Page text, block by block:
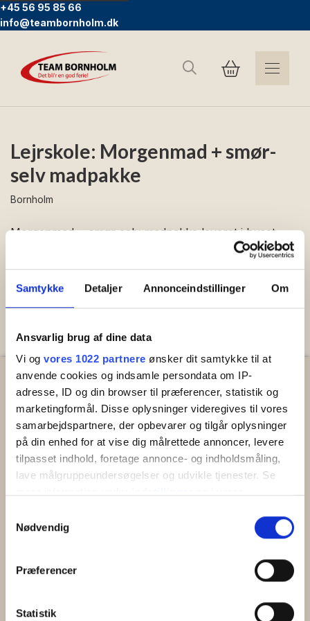
Samtykke Detaljer Annonceindstillinger Om
Ansvarlig brug af dine data
Vi og vores 1022 partnere ønsker dit samtykke til at
anvende cookies og indsamle persondata om IP-
adresse, ID og din browser til præferencer, statistik og
marketingformål. Disse oplysninger videregives til vores
samarbejdspartnere, der opbevarer og tilgår oplysninger
på din enhed for at vise dig målrettede annoncer, levere
tilpasset indhold, foretage annonce- og indholdsmåling,
lave målgruppeundersøgelser og udvikle tjenester. Se
tilbage eller ændre indstillinger fra vores
"Cookiedeklaration", eller ved at trykke på "Privacy
Indsamle præcise oplysninger om din placering,
Nødvendig
Præferencer
Statistik
+45 56 95 85 66
info@teambornholm.dk
Søg
Lejrskole: Morgenmad + smør-
selv madpakke
Bornholm
Morgenmad + smør-selv madpakke leveret i huset
Vi samarbejder med:
Følg os på de sociale
Nyttige links:
Kontakt os
Om Team Bornholm
Ledige stillinger